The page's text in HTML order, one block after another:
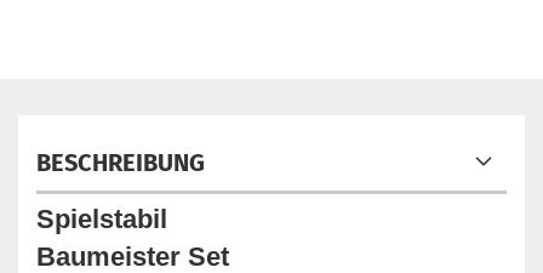
BESCHREIBUNG
Spielstabil
Baumeister Set